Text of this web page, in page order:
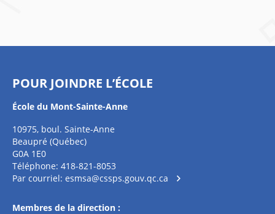
POUR JOINDRE L’ÉCOLE
École du Mont-Sainte-Anne
10975, boul. Sainte-Anne
Beaupré (Québec)
G0A 1E0
Téléphone: 418-821-8053
Par courriel: esmsa@cssps.gouv.qc.ca
Membres de la direction :